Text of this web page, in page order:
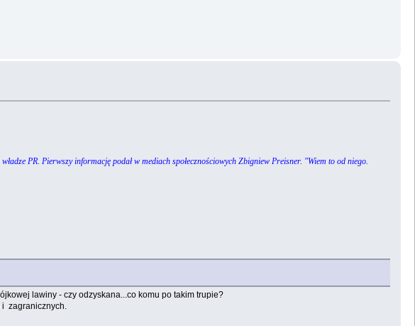
PR. Pierwszy informację podał w mediach społecznościowych Zbigniew Preisner. "Wiem to od niego.
lawiny - czy odzyskana...co komu po takim trupie?
i zagranicznych.